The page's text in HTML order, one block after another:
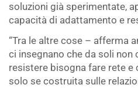
soluzioni già sperimentate,
capacità di adattamento e
“Tra le altre cose – afferma
ci insegnano che da soli non
resistere bisogna fare rete e
solo se costruita sulle